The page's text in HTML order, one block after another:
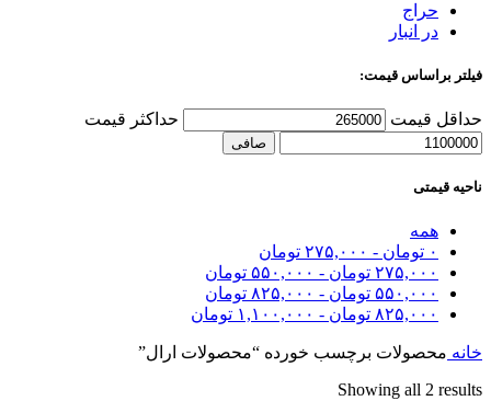
حراج
در انبار
فیلتر براساس قیمت:
حداقل قیمت حداكثر قيمت
صافی
ناحیه قیمتی
همه
۰ تومان - ۲۷۵,۰۰۰ تومان
۲۷۵,۰۰۰ تومان - ۵۵۰,۰۰۰ تومان
۵۵۰,۰۰۰ تومان - ۸۲۵,۰۰۰ تومان
۸۲۵,۰۰۰ تومان - ۱,۱۰۰,۰۰۰ تومان
خانه محصولات برچسب خورده “محصولات ارال”
Showing all 2 results